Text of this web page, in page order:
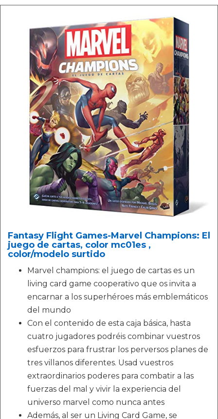
Fantasy Flight Games-Marvel Champions: El
juego de cartas, color mc01es ,
color/modelo surtido
Marvel champions: el juego de cartas es un
living card game cooperativo que os invita a
encarnar a los superhéroes más emblemáticos
del mundo
Con el contenido de esta caja básica, hasta
cuatro jugadores podréis combinar vuestros
esfuerzos para frustrar los perversos planes de
tres villanos diferentes. Usad vuestros
extraordinarios poderes para combatir a las
fuerzas del mal y vivir la experiencia del
universo marvel como nunca antes
Además, al ser un Living Card Game, se